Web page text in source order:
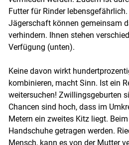
Futter für Rinder
Jägerschaft können gemeinsam
verhindern. Ihnen stehen
Verfügung (unten).
Keine davon wirkt
kombinieren, macht Sinn. Ist ein
weitersuchen! Zwillingsgeburten
Chancen sind hoch, dass im
Metern ein zweites Kitz liegt.
Handschuhe getragen werden.
Mensch, kann es von der Mutter